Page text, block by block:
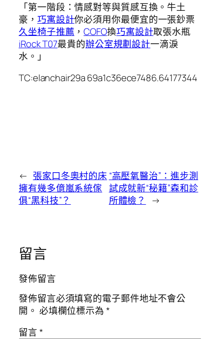
「第一階段：情感對等與質感互換。牛土
豪， 巧寓設計你必須用你最便宜的一張鈔票
久坐椅子推薦 ，COFO換巧寓設計取張水瓶
iRock T07最貴的辦公室規劃設計一滴淚
水。」
TC:elanchair29a 69a1c36ece7486.64177344
← 張家口冬奧村的床
擁有幾多億嵐系統傢
俱“黑科技”？
“高壓氧醫治”：進步測
試成就新“秘籍”森和診
所體檢？
→
留言
發佈留言
發佈留言必須填寫的電子郵件地址不會公
開。 必填欄位標示為*
留言*